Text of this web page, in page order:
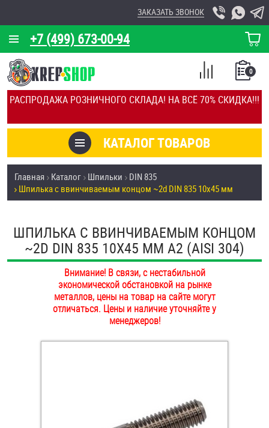
РАСПРОДАЖА РОЗНИЧНОГО СКЛАДА! НА ВСЁ 70% СКИДКА!!!
+7 (499) 673-00-94
ЗАКАЗАТЬ ЗВОНОК
КОРЗИНА
О КОМПАНИИ
КАЛЬКУЛЯТОР
ОТЗЫВЫ
УСЛУГИ
СКИДКИ
ОПТ
ПОКУПАТЕЛЯМ
ОПЛАТА И ДОСТАВКА
НАШИ МАГАЗИНЫ
КАТАЛОГ ТОВАРОВ
0
СПИСОК
СРАВНЕНИЕ
Товары со скидкой
Анкеры
Антивандальный крепёж, инструмент
Болты и винты
Втулки
Заклепки (Гайки-Заклепки)
Главная Каталог Шпильки
DIN 835
Шпилька c ввинчиваемым концом ~2d DIN 835 10х45 мм
ШПИЛЬКА C ВВИНЧИВАЕМЫМ КОНЦОМ
~2D DIN 835 10Х45 ММ А2 (AISI 304)
Внимание! В связи, с нестабильной
экономической обстановкой на рынке
металлов, цены на товар на сайте могут
отличаться. Цены и наличие уточняйте у
менеджеров!